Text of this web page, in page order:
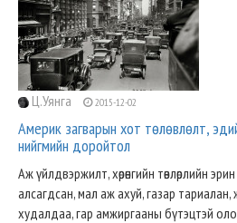
Ц.Уянга 2015-12-02
Америк загварын хот төлөвлөлт,
нийгмийн доройтол
Аж үйлдвэржилт, хөрөнгийн төвлөрлийн
алсагдсан, мал аж ахуй, газар
худалдаа, гар амжиргааны бүтэцтэй